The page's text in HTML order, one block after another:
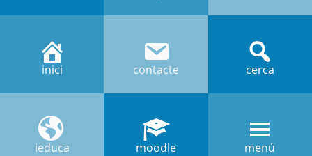
inici contacte cerca
ieduca moodle menú